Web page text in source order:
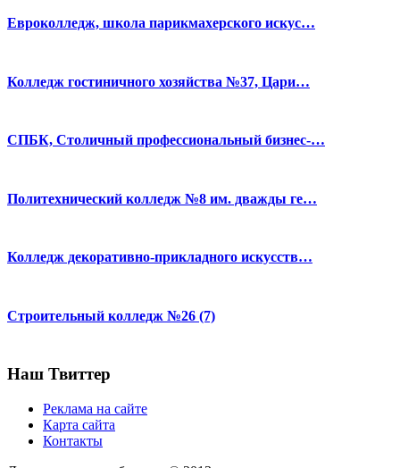
Евроколледж, школа парикмахерского искус…
Колледж гостиничного хозяйства №37, Цари…
СПБК, Столичный профессиональный бизнес-…
Политехнический колледж №8 им. дважды ге…
Колледж декоративно-прикладного искусств…
Строительный колледж №26 (7)
Наш Твиттер
Реклама на сайте
Карта сайта
Контакты